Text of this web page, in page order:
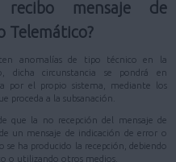
mensaje de
Telemático?
anomalías de tipo técnico en la
dicha circunstancia se pondrá en
por el propio sistema, mediante los
proceda a la subsanación.
que la no recepción del mensaje de
un mensaje de indicación de error o
ha producido la recepción, debiendo
o utilizando otros medios.